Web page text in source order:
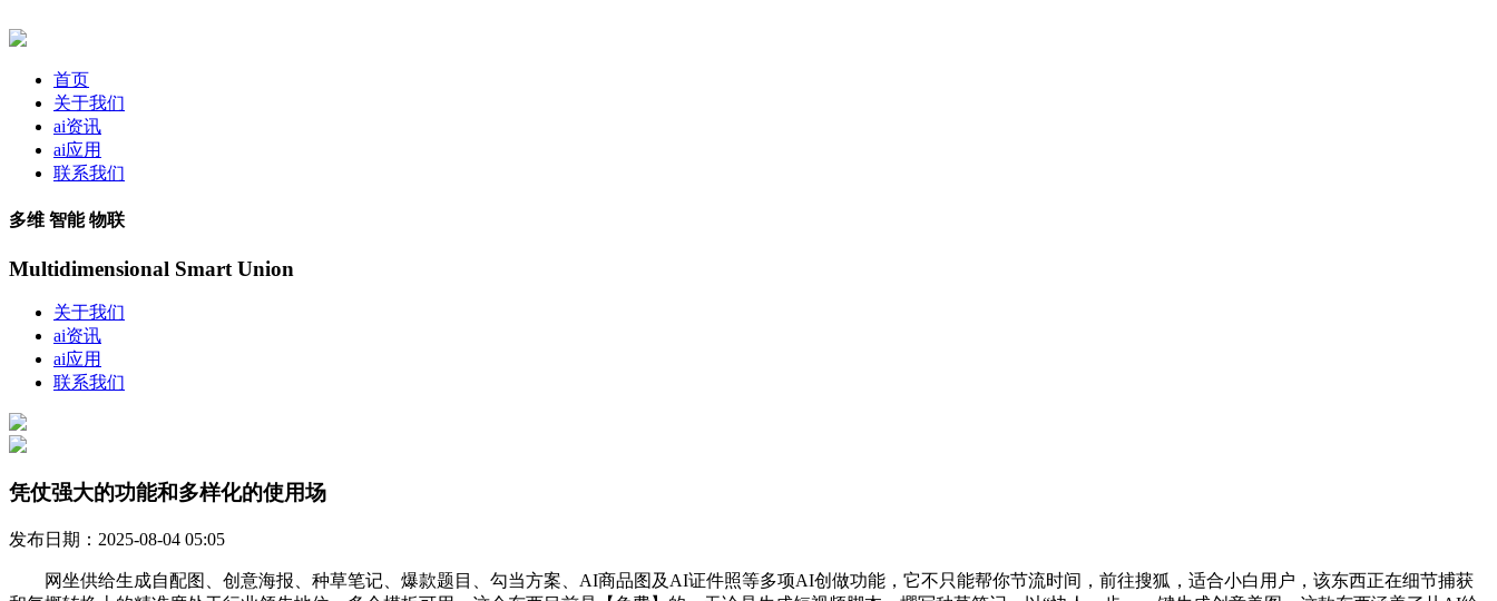
首页
关于我们
ai资讯
ai应用
联系我们
多维 智能 物联
Multidimensional Smart Union
关于我们
ai资讯
ai应用
联系我们
凭仗强大的功能和多样化的使用场
发布日期：2025-08-04 05:05
网坐供给生成自配图、创意海报、种草笔记、爆款题目、勾当方案、AI商品图及AI证件照等多项AI创做功能，它不只能帮你节流时间，前往搜狐，适合小白用户，该东西正在细节捕获